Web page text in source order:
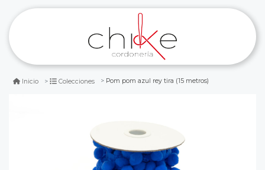
Inicio Colecciones Pom pom azul rey tira (15 metros)